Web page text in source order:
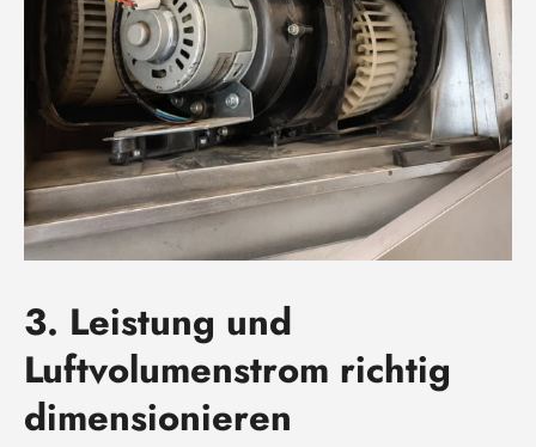
3. Leistung und
Luftvolumenstrom richtig
dimensionieren